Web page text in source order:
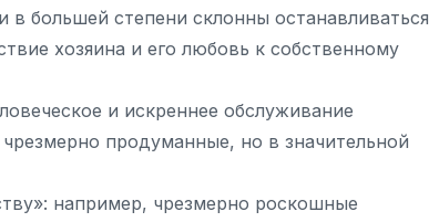
большей степени склонны останавливаться
хозяина и его любовь к собственному
и искреннее обслуживание
продуманные, но в значительной
например, чрезмерно роскошные